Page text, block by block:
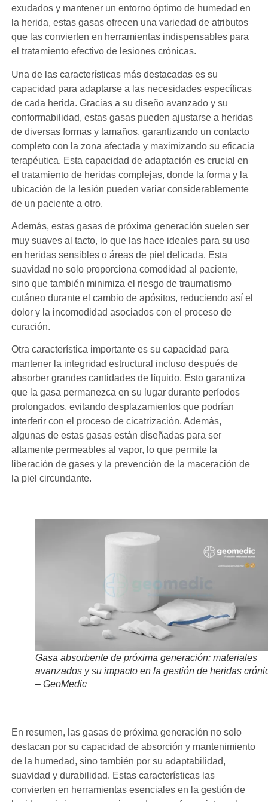
exudados y mantener un entorno óptimo de humedad en
la herida, estas gasas ofrecen una variedad de atributos
que las convierten en herramientas indispensables para
el tratamiento efectivo de lesiones crónicas.
Una de las características más destacadas es su
capacidad para adaptarse a las necesidades específicas
de cada herida. Gracias a su diseño avanzado y su
conformabilidad, estas gasas pueden ajustarse a heridas
de diversas formas y tamaños, garantizando un contacto
completo con la zona afectada y maximizando su eficacia
terapéutica. Esta capacidad de adaptación es crucial en
el tratamiento de heridas complejas, donde la forma y la
ubicación de la lesión pueden variar considerablemente
de un paciente a otro.
Además, estas gasas de próxima generación suelen ser
muy suaves al tacto, lo que las hace ideales para su uso
en heridas sensibles o áreas de piel delicada. Esta
suavidad no solo proporciona comodidad al paciente,
sino que también minimiza el riesgo de traumatismo
cutáneo durante el cambio de apósitos, reduciendo así el
dolor y la incomodidad asociados con el proceso de
curación.
Otra característica importante es su capacidad para
mantener la integridad estructural incluso después de
absorber grandes cantidades de líquido. Esto garantiza
que la gasa permanezca en su lugar durante períodos
prolongados, evitando desplazamientos que podrían
interferir con el proceso de cicatrización. Además,
algunas de estas gasas están diseñadas para ser
altamente permeables al vapor, lo que permite la
liberación de gases y la prevención de la maceración de
la piel circundante.
Gasa absorbente de próxima generación: materiales
avanzados y su impacto en la gestión de heridas
– GeoMedic
En resumen, las gasas de próxima generación no solo
destacan por su capacidad de absorción y mantenimiento
de la humedad, sino también por su adaptabilidad,
suavidad y durabilidad. Estas características las
convierten en herramientas esenciales en la gestión de